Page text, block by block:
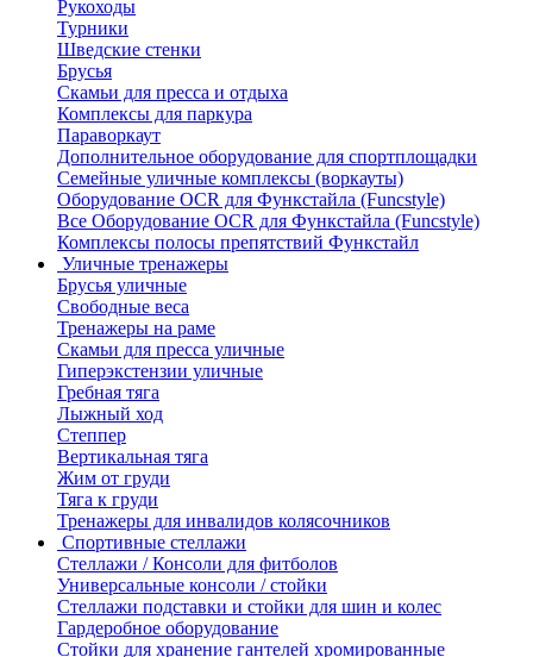
Рукоходы
Турники
Шведские стенки
Брусья
Скамьи для пресса и отдыха
Комплексы для паркура
Параворкаут
Дополнительное оборудование для спортплощадки
Семейные уличные комплексы (воркауты)
Оборудование OCR для Функстайла (Funcstyle)
Все Оборудование OCR для Функстайла (Funcstyle)
Комплексы полосы препятствий Функстайл
Уличные тренажеры
Брусья уличные
Свободные веса
Тренажеры на раме
Скамьи для пресса уличные
Гиперэкстензии уличные
Гребная тяга
Лыжный ход
Степпер
Вертикальная тяга
Жим от груди
Тяга к груди
Тренажеры для инвалидов колясочников
Спортивные стеллажи
Стеллажи / Консоли для фитболов
Универсальные консоли / стойки
Стеллажи подставки и стойки для шин и колес
Гардеробное оборудование
Стойки для хранение гантелей хромированные